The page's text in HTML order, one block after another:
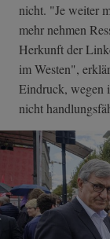
nicht. "Je weiter
mehr nehmen
Herkunft der
im Westen",
Eindruck, wegen
nicht